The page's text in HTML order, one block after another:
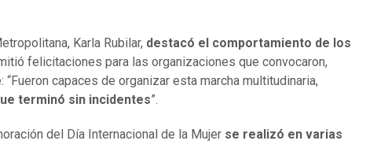
Karla Rubilar, destacó el comportamiento de los
felicitaciones para las organizaciones que convocaron,
“Fueron capaces de organizar esta marcha multitudinaria,
terminó sin incidentes”.
del Día Internacional de la Mujer se realizó en varias